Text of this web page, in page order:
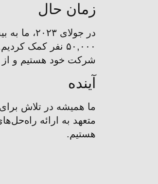
زمان حال
۵۰,۰۰۰ نفر کمک
شرکت خود هستیم و از
آینده
ما همیشه در تلاش
متعهد به ارائه
هستیم.